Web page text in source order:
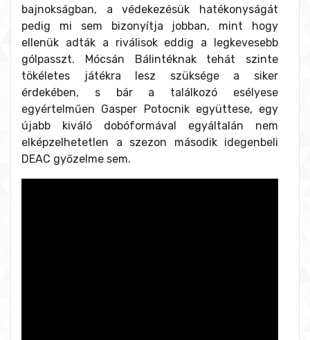
bajnokságban, a védekezésük hatékonyságát
pedig mi sem bizonyítja jobban, mint hogy
ellenük adták a riválisok eddig a legkevesebb
gólpasszt. Mócsán Bálintéknak tehát szinte
tökéletes játékra lesz szüksége a siker
érdekében, s bár a találkozó esélyese
egyértelműen Gasper Potocnik együttese, egy
újabb kiváló dobóformával egyáltalán nem
elképzelhetetlen a szezon második idegenbeli
DEAC győzelme sem.